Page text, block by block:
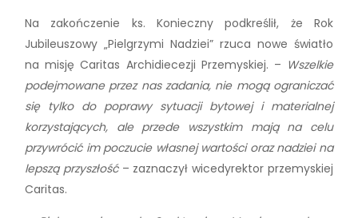
Na zakończenie ks. Konieczny podkreślił, że Rok
Jubileuszowy „Pielgrzymi Nadziei” rzuca nowe światło
na misję Caritas Archidiecezji Przemyskiej. – Wszelkie
podejmowane przez nas zadania, nie mogą ograniczać
się tylko do poprawy sytuacji bytowej i materialnej
korzystających, ale przede wszystkim mają na celu
przywrócić im poczucie własnej wartości oraz nadziei na
lepszą przyszłość– zaznaczył wicedyrektor przemyskiej
Caritas.